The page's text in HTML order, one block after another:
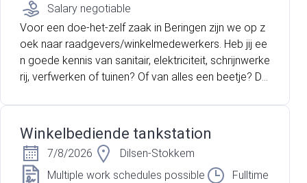
Salary negotiable
Voor een doe-het-zelf zaak in Beringen zijn we op z
oek naar raadgevers/winkelmedewerkers. Heb jij ee
n goede kennis van sanitair, elektriciteit, schrijnwerke
rij, verfwerken of tuinen? Of van alles een beetje? Da
Winkelbediende tankstation
7/8/2026
Dilsen-Stokkem
Multiple work schedules possible
Fulltime